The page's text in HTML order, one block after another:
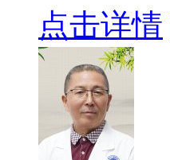
点击详情